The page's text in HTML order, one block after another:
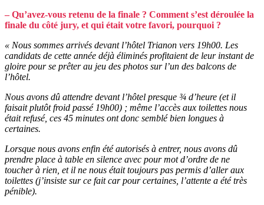
– Qu’avez-vous retenu de la finale ? Comment s’est déroulée la
finale du côté jury, et qui était votre favori, pourquoi ?
« Nous sommes arrivés devant l’hôtel Trianon vers 19h00. Les
candidats de cette année déjà éliminés profitaient de leur instant de
gloire pour se prêter au jeu des photos sur l’un des balcons de
l’hôtel.
Nous avons dû attendre devant l’hôtel presque ¾ d’heure (et il
faisait plutôt froid passé 19h00) ; même l’accès aux toilettes nous
était refusé, ces 45 minutes ont donc semblé bien longues à
certaines.
Lorsque nous avons enfin été autorisés à entrer, nous avons dû
prendre place à table en silence avec pour mot d’ordre de ne
toucher à rien, et il ne nous était toujours pas permis d’aller aux
toilettes (j’insiste sur ce fait car pour certaines, l’attente a été très
pénible).